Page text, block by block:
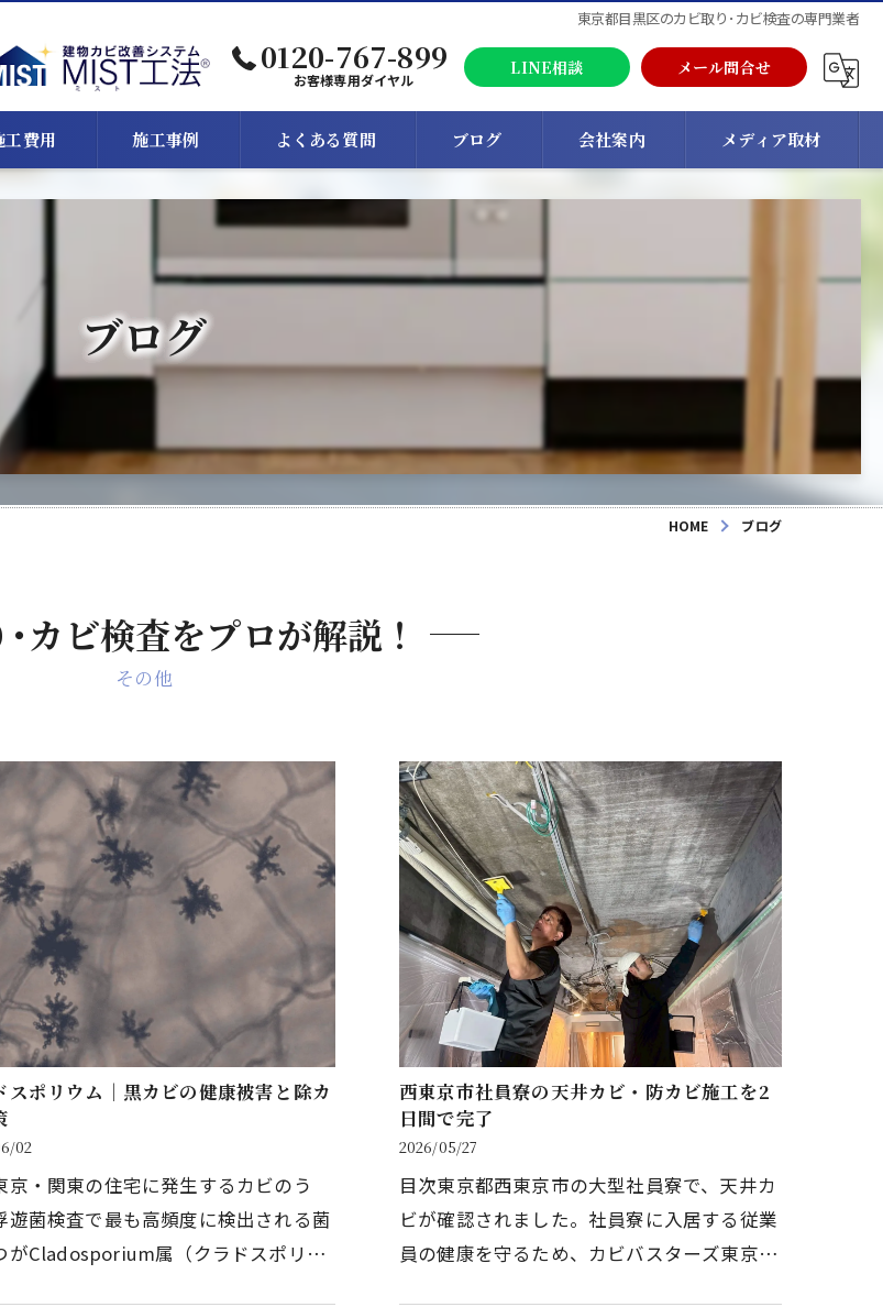
東京都目黒区のカビ取り･カビ検査の専門業者
0120-767-899
お客様専用ダイヤル
LINE相談 メール問合せ
工費用 施工事例 よくある質問 ブログ 会社案内 メディア取材
ブログ
HOME ブログ
カビ検査をプロが解説！
その他
スポリウム｜黒カビの健康被害と除カ
02
京・関東の住宅に発生するカビのう
遊菌検査で最も高頻度に検出される菌
がCladosporium属（クラドスポリウ
西東京市社員寮の天井カビ・防カビ施工を2
日間で完了
2026/05/27
目次東京都西東京市の大型社員寮で、天井カ
ビが確認されました。社員寮に入居する従業
員の健康を守るため、カビバスターズ東京が